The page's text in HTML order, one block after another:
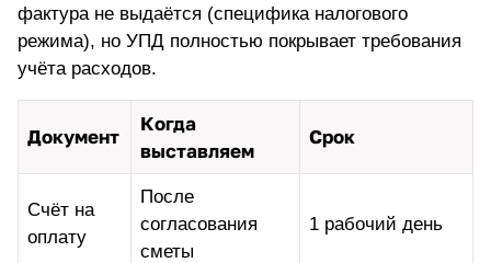
фактура не выдаётся (специфика налогового
режима), но УПД полностью покрывает требования
учёта расходов.
Документ
Когда
выставляем
Срок
Счёт на
оплату
После
согласования
сметы
1 рабочий день